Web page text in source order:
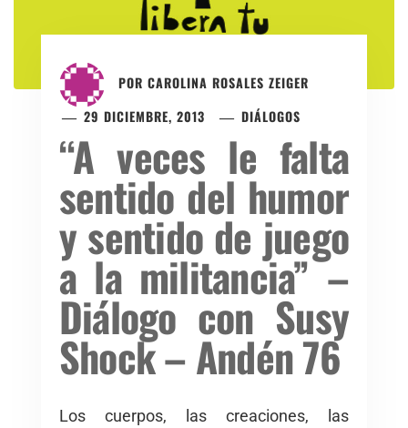
POR CAROLINA ROSALES ZEIGER
29 DICIEMBRE, 2013
DIÁLOGOS
“A veces le falta
sentido del humor
y sentido de juego
a la militancia” –
Diálogo con Susy
Shock – Andén 76
Los cuerpos, las creaciones, las